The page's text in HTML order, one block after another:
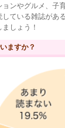
ンやグルメ、子
ている雑誌があ
しょう！
ますか？